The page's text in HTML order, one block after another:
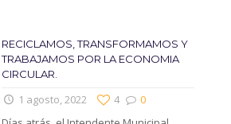
RECICLAMOS, TRANSFORMAMOS Y
TRABAJAMOS POR LA ECONOMIA
CIRCULAR.
1 agosto, 2022 0
4